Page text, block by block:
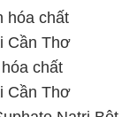
hóa chất
Cần Thơ
chất
Cần Thơ